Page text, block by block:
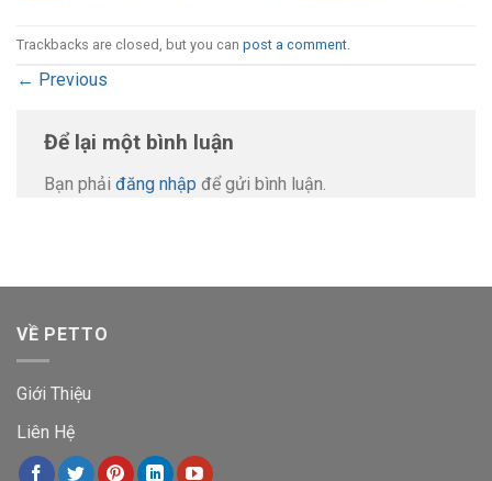
Trackbacks are closed, but you can post a comment
← Previous
Để lại một bình luận
Bạn phải đăng nhập để gửi bình luận.
VỀ PETTO
Giới Thiệu
Liên Hệ